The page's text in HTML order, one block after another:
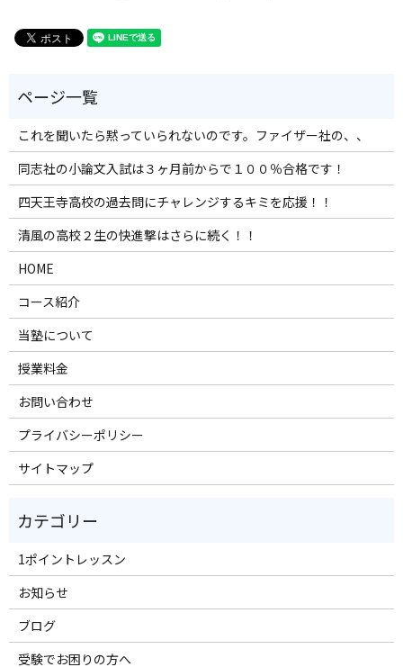
これを聞いたら黙っていられないのです。ファイザー社の、、
同志社の小論文入試は３ヶ月前からで１００％合格です！
四天王寺高校の過去問にチャレンジするキミを応援！！
清風の高校２生の快進撃はさらに続く！！
HOME
コース紹介
当塾について
授業料金
お問い合わせ
プライバシーポリシー
サイトマップ
1ポイントレッスン
お知らせ
ブログ
受験でお困りの方へ